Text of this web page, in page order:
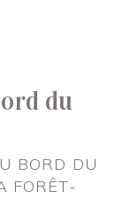
du
BORD DU
FORÊT-